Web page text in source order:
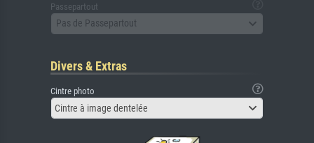
Passepartout
Pas de Passepartout
Divers & Extras
Cintre photo
Cintre à image dentelée